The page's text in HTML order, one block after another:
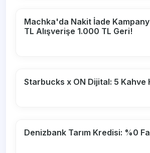
Machka'da Nakit İade
TL Alışverişe 1.000 TL Geri!
Starbucks x ON Dijital: 5 Kahve
Denizbank Tarım Kredisi: %0